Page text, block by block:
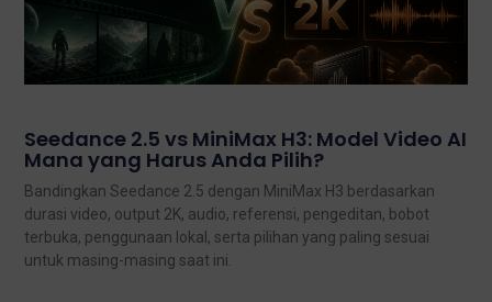
Seedance 2.5 vs MiniMax H3: Model Video AI
Mana yang Harus Anda Pilih?
Bandingkan Seedance 2.5 dengan MiniMax H3 berdasarkan
durasi video, output 2K, audio, referensi, pengeditan, bobot
terbuka, penggunaan lokal, serta pilihan yang paling sesuai
untuk masing-masing saat ini.